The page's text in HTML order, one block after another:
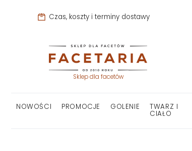
Czas, koszty i terminy dostawy
Sklep dla facetów
NOWOŚCI PROMOCJE GOLENIE TWARZ I
CIAŁO